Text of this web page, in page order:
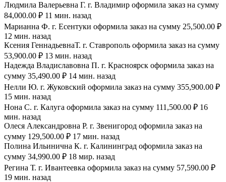
Людмила Валерьевна Г. г. Владимир оформила заказ на сумму
84,000.00 ₽ 11 мин. назад
Марианна Ф. г. Есентуки оформила заказ на сумму 25,500.00 ₽
12 мин. назад
Ксения ГеннадьевнаТ. г. Ставрополь оформила заказ на сумму
53,900.00 ₽ 13 мин. назад
Надежда Владиславовна П. г. Красноярск оформила заказ на
сумму 35,490.00 ₽ 14 мин. назад
Нелли Ю. г. Жуковский оформила заказ на сумму 355,900.00 ₽
15 мин. назад
Нона С. г. Калуга оформила заказ на сумму 111,500.00 ₽ 16
мин. назад
Олеся Александровна Р. г. Звенигород оформила заказ на
сумму 129,500.00 ₽ 17 мин. назад
Полина Ильинична К. г. Калининград оформила заказ на
сумму 34,990.00 ₽ 18 мир. назад
Регина Т. г. Ивантеевка оформила заказ на сумму 57,590.00 ₽
19 мин. назад